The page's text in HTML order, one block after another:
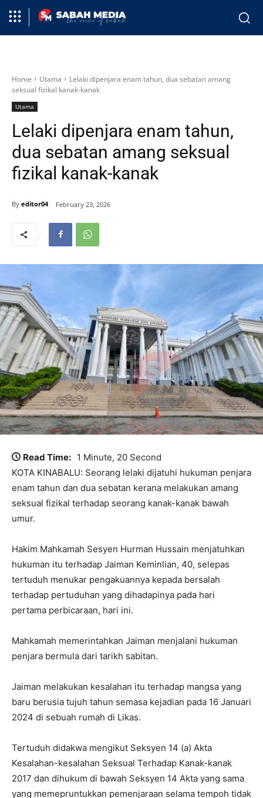
Home Utama
Lelaki dipenjara enam tahun, dua sebatan amang
seksual fizikal kanak-kanak
Utama
Lelaki dipenjara enam tahun,
dua sebatan amang seksual
fizikal kanak-kanak
By editor04 February 23, 2026
Read Time: 1 Minute, 20 Second
KOTA KINABALU: Seorang lelaki dijatuhi hukuman penjara
enam tahun dan dua sebatan kerana melakukan amang
seksual fizikal terhadap seorang kanak-kanak bawah
umur.
Hakim Mahkamah Sesyen Hurman Hussain menjatuhkan
hukuman itu terhadap Jaiman Keminlian, 40, selepas
tertuduh menukar pengakuannya kepada bersalah
terhadap pertuduhan yang dihadapinya pada hari
pertama perbicaraan, hari ini.
Mahkamah memerintahkan Jaiman menjalani hukuman
penjara bermula dari tarikh sabitan.
Jaiman melakukan kesalahan itu terhadap mangsa yang
baru berusia tujuh tahun semasa kejadian pada 16 Januari
2024 di sebuah rumah di Likas.
Tertuduh didakwa mengikut Seksyen 14 (a) Akta
Kesalahan-kesalahan Seksual Terhadap Kanak-kanak
2017 dan dihukum di bawah Seksyen 14 Akta yang sama
yang memepruntukkan pemenjaraan selama tempoh tidak